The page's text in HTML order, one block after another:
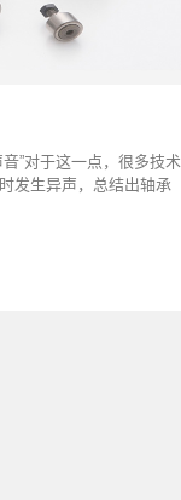
”对于这一点，很多技术
发生异声，总结出轴承